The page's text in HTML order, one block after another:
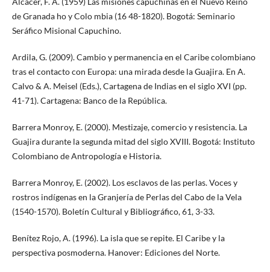
de Granada ho y Colo mbia (16 48-1820). Bogotá: Seminario
Seráfico Misional Capuchino.
Ardila, G. (2009). Cambio y permanencia en el Caribe colombiano
tras el contacto con Europa: una mirada desde la Guajira. En A.
Calvo & A. Meisel (Eds.), Cartagena de Indias en el siglo XVI (pp.
41-71). Cartagena: Banco de la República.
Barrera Monroy, E. (2000). Mestizaje, comercio y resistencia. La
Guajira durante la segunda mitad del siglo XVIII. Bogotá: Instituto
Colombiano de Antropología e Historia.
Barrera Monroy, E. (2002). Los esclavos de las perlas. Voces y
rostros indígenas en la Granjería de Perlas del Cabo de la Vela
(1540-1570). Boletín Cultural y Bibliográfico, 61, 3-33.
Benítez Rojo, A. (1996). La isla que se repite. El Caribe y la
perspectiva posmoderna. Hanover: Ediciones del Norte.